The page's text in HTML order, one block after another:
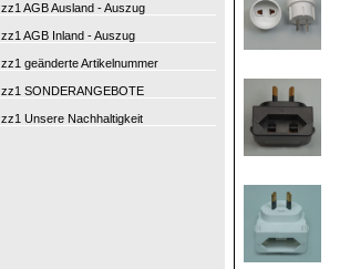
zz1 AGB Ausland - Auszug
zz1 AGB Inland - Auszug
zz1 geänderte Artikelnummer
zz1 SONDERANGEBOTE
zz1 Unsere Nachhaltigkeit